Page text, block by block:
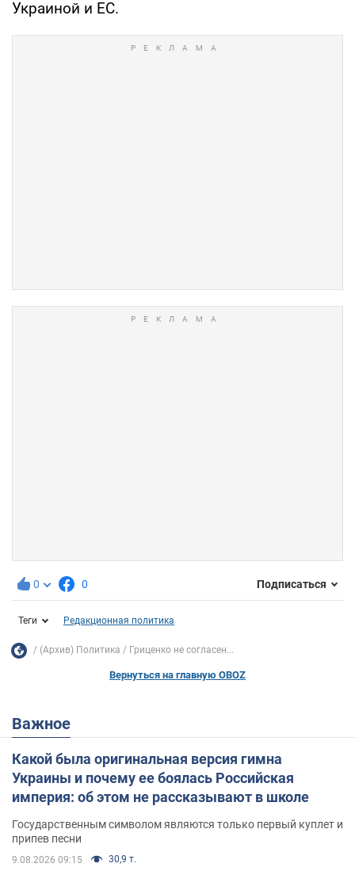
Украиной и ЕС.
0 0 Подписаться
Теги Редакционная политика
(Архив) Политика Гриценко не согласен...
Вернуться на главную OBOZ
Важное
Какой была оригинальная версия гимна
Украины и почему ее боялась Российская
империя: об этом не рассказывают в школе
Государственным символом являются только первый куплет и
припев песни
9.08.2026 09:15 30,9 т.